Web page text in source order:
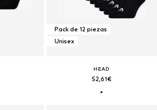
Pack de 12 piezas
Unisex
HEAD
52,61€